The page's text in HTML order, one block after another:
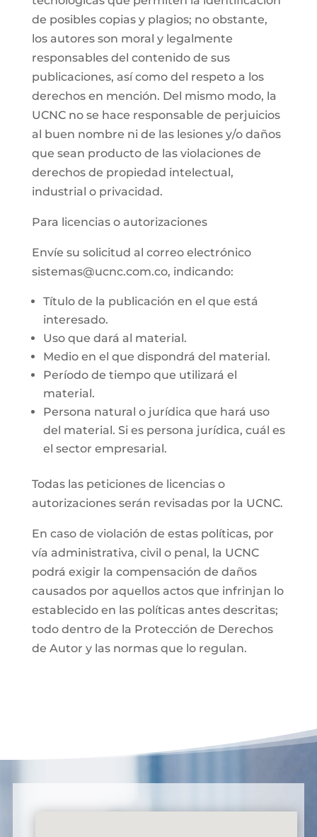
de posibles copias y plagios; no obstante,
los autores son moral y legalmente
responsables del contenido de sus
publicaciones, así como del respeto a los
derechos en mención. Del mismo modo, la
UCNC no se hace responsable de perjuicios
al buen nombre ni de las lesiones y/o daños
que sean producto de las violaciones de
derechos de propiedad intelectual,
industrial o privacidad.
Para licencias o autorizaciones
Envíe su solicitud al correo electrónico
sistemas@ucnc.com.co, indicando:
Título de la publicación en el que está
interesado.
Uso que dará al material.
Medio en el que dispondrá del material.
Período de tiempo que utilizará el
material.
Persona natural o jurídica que hará uso
del material. Si es persona jurídica, cuál es
el sector empresarial.
Todas las peticiones de licencias o
autorizaciones serán revisadas por la UCNC.
En caso de violación de estas políticas, por
vía administrativa, civil o penal, la UCNC
podrá exigir la compensación de daños
causados por aquellos actos que infrinjan lo
establecido en las políticas antes descritas;
todo dentro de la Protección de Derechos
de Autor y las normas que lo regulan.